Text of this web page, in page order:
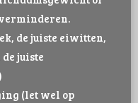
de juiste eiwitten,
juiste
(let wel op